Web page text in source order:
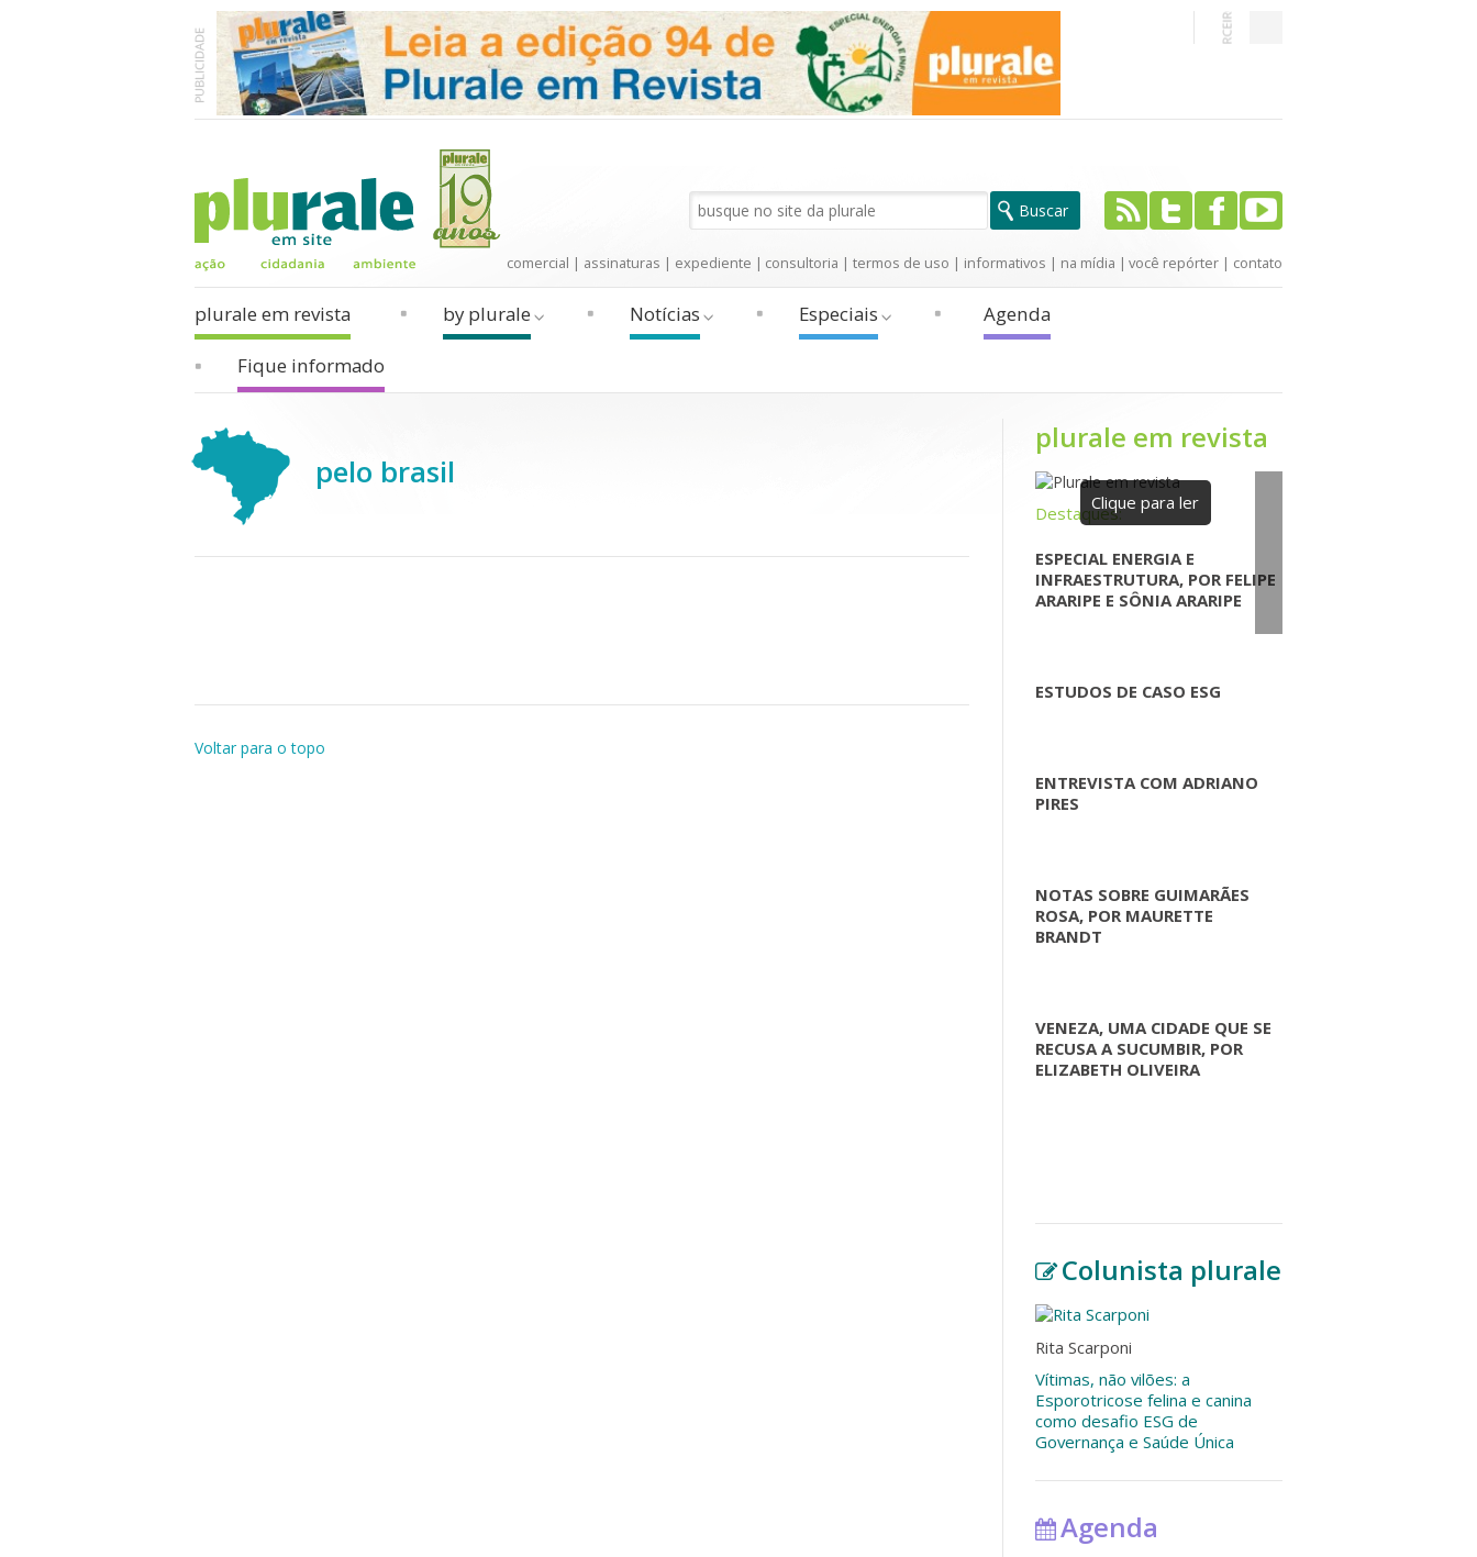
comercial | assinaturas | expediente | consultoria | termos de uso | informativos | na mídia | você repórter | contato
plurale em revista by plurale Notícias Especiais Agenda
Fique informado
pelo brasil
Voltar para o topo
plurale em revista
Clique para ler
Destaques:
ESPECIAL ENERGIA E
INFRAESTRUTURA, POR FELIPE
ARARIPE E SÔNIA ARARIPE
ESTUDOS DE CASO ESG
ENTREVISTA COM ADRIANO
PIRES
NOTAS SOBRE GUIMARÃES
ROSA, POR MAURETTE
BRANDT
VENEZA, UMA CIDADE QUE SE
RECUSA A SUCUMBIR, POR
ELIZABETH OLIVEIRA
Colunista plurale
Rita Scarponi
Vítimas, não vilões: a
Esporotricose felina e canina
como desafio ESG de
Governança e Saúde Única
Agenda